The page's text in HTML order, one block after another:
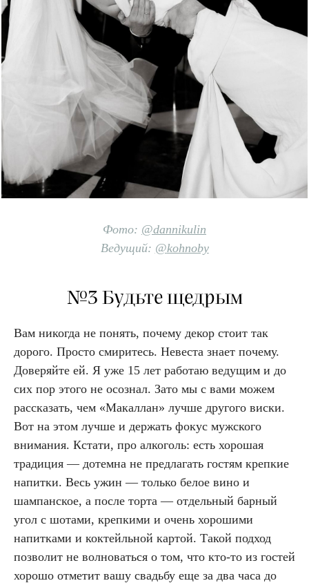
Фото: @dannikulin
Ведущий: @kohnoby
№3 Будьте щедрым
Вам никогда не понять, почему декор стоит так
дорого. Просто смиритесь. Невеста знает почему.
Доверяйте ей. Я уже 15 лет работаю ведущим и до
сих пор этого не осознал. Зато мы с вами можем
рассказать, чем «Макаллан» лучше другого виски.
Вот на этом лучше и держать фокус мужского
внимания. Кстати, про алкоголь: есть хорошая
традиция — дотемна не предлагать гостям крепкие
напитки. Весь ужин — только белое вино и
шампанское, а после торта — отдельный барный
угол с шотами, крепкими и очень хорошими
напитками и коктейльной картой. Такой подход
позволит не волноваться о том, что кто-то из гостей
хорошо отметит вашу свадьбу еще за два часа до